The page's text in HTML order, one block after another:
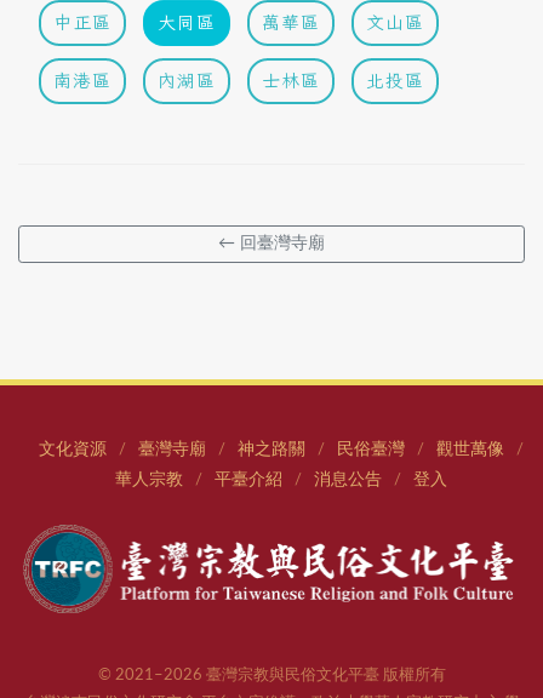
中正區 大同區 萬華區 文山區
南港區 內湖區 士林區 北投區
← 回臺灣寺廟
文化資源 / 臺灣寺廟 / 神之路關 / 民俗臺灣 / 觀世萬像 /
華人宗教 / 平臺介紹 / 消息公告 / 登入
© 2021–2026 臺灣宗教與民俗文化平臺 版權所有